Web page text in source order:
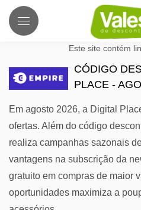
Este site contém
CÓDIGO
PLACE -
Em agosto 2026, a Digital
ofertas. Além do código
realiza campanhas sazonais
vantagens na subscrição da
gratuito em compras de maior
oportunidades maximiza a